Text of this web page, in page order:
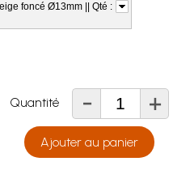
foncé Ø13mm || Qté :
Quantité - +
Ajouter au panier